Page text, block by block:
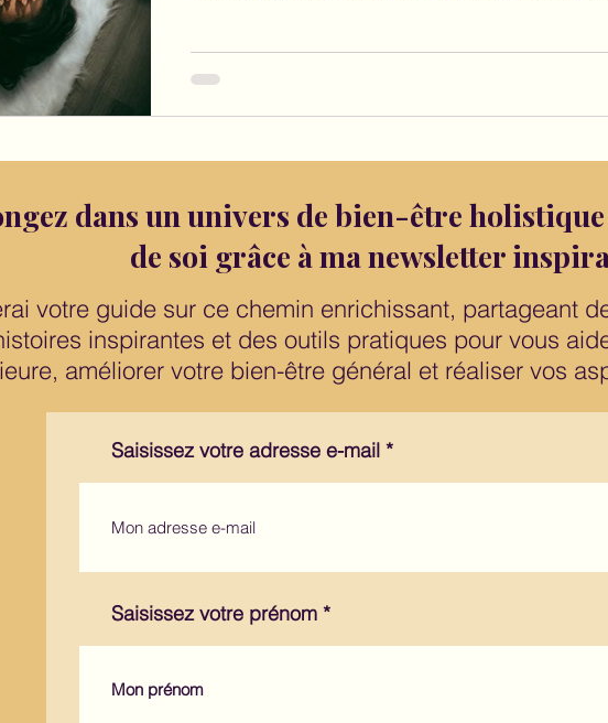
dans un univers de bien-être
de soi grâce à ma newsletter
votre guide sur ce chemin enrichissant, partageant
inspirantes et des outils pratiques pour vous
améliorer votre bien-être général et réaliser vos
Saisissez votre adresse e-mail
Saisissez votre prénom